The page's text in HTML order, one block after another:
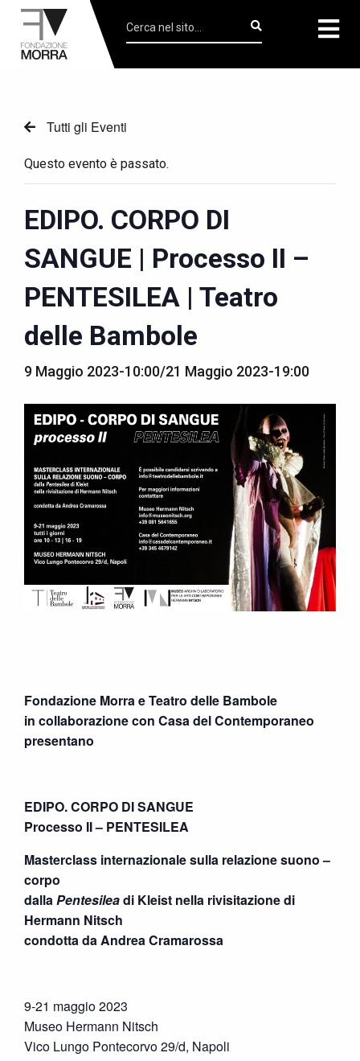
Tutti gli Eventi
Questo evento è passato.
EDIPO. CORPO DI
SANGUE | Processo II –
PENTESILEA | Teatro
delle Bambole
9 Maggio 2023-10:00/21 Maggio 2023-19:00
Fondazione Morra e Teatro delle Bambole
in collaborazione con Casa del Contemporaneo
presentano
EDIPO. CORPO DI SANGUE
Processo II – PENTESILEA
Masterclass internazionale sulla relazione suono –
corpo
dallaPentesileadi Kleist nella rivisitazione di
Hermann Nitsch
condotta da Andrea Cramarossa
9-21 maggio 2023
Museo Hermann Nitsch
Vico Lungo Pontecorvo 29/d, Napoli